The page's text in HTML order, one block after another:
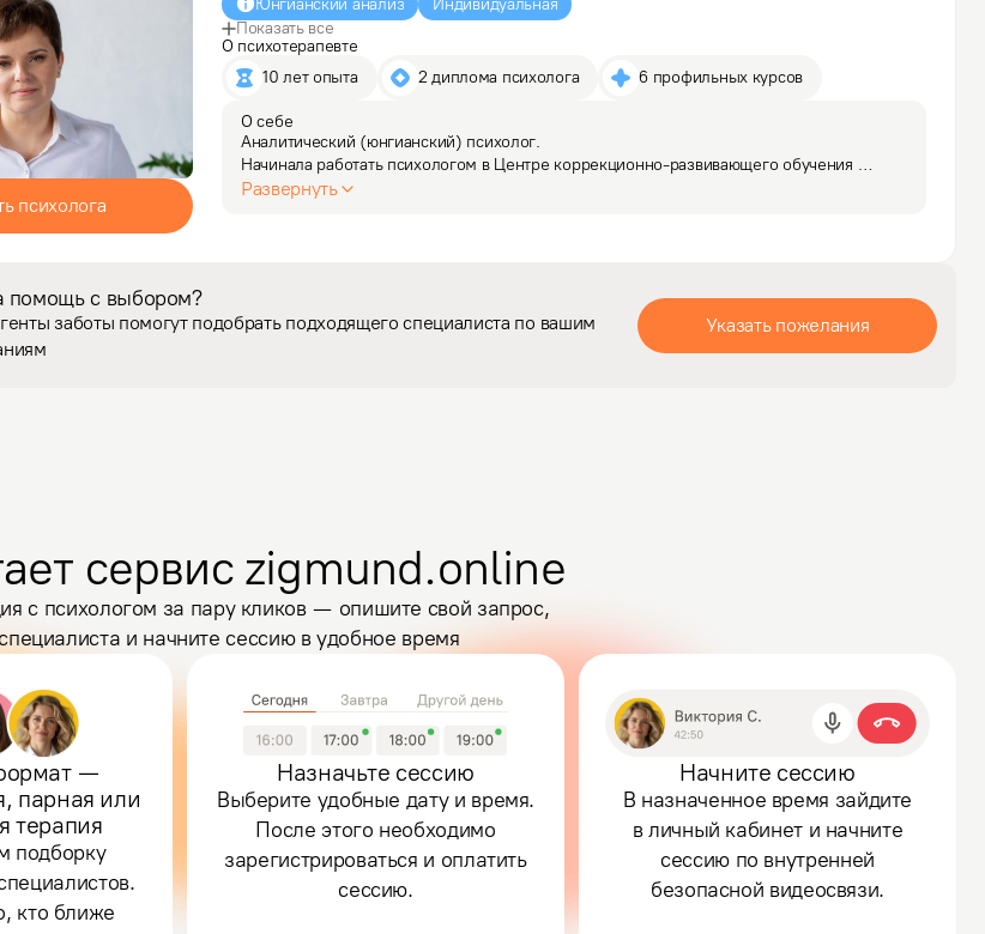
психолога
Показать все
О психотерапевте
10 лет опыта
2 диплома психолога 6 профильных курсов
О себе
Аналитический (юнгианский) психолог.
Начинала работать психологом в Центре коррекционно-развивающего обучения
и реабилитации детей с особенностями развития. Далее работала в школе
Развернуть
помощь с выбором?
заботы помогут подобрать подходящего специалиста по вашим
Указать пожелания
сервис zigmund.online
с психологом за пару кликов — опишите свой запрос,
и начните сессию в удобное время
—
парная или
терапия
подборку
кто ближе
Назначьте сессию
Выберите удобные дату и время.
После этого необходимо
зарегистрироваться и оплатить
сессию.
Начните сессию
В назначенное время зайдите
в личный кабинет и начните
сессию по внутренней
безопасной видеосвязи.